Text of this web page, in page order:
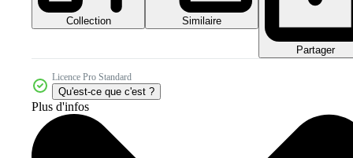
Collection Similaire
Partager
Licence Pro Standard
Qu'est-ce que c'est ?
Plus d'infos